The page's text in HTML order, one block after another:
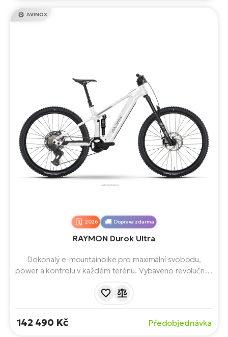
Doprava zdarma
AVINOX
2026
RAYMON Durok Ultra
Dokonalý e-mountainbike pro maximální svobodu,
power a kontrolu v každém terénu. Vybaveno revolučním
řazením Sram AXS. Hliníkový rám se zdvihem 150 mm
142 490 Kč Předobjednávka